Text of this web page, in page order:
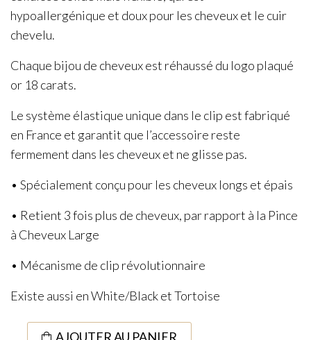
hypoallergénique et doux pour les cheveux et le cuir
chevelu.
Chaque bijou de cheveux est réhaussé du logo plaqué
or 18 carats.
Le système élastique unique dans le clip est fabriqué
en France et garantit que l’accessoire reste
fermement dans les cheveux et ne glisse pas.
• Spécialement conçu pour les cheveux longs et épais
• Retient 3 fois plus de cheveux, par rapport à la Pince
à Cheveux Large
• Mécanisme de clip révolutionnaire
Existe aussi en White/Black et Tortoise
quantité AJOUTER AU PANIER